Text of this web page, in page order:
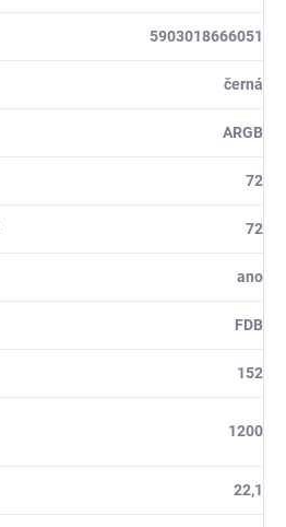
5903018666051
černá
ARGB
72
72
ano
FDB
152
1200
22,1